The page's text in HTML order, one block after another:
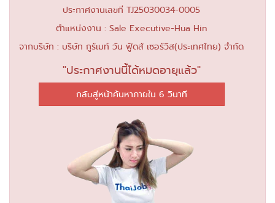
สำหรับผู้ประกอบการ
ประกาศงานเลขที่ TJ25030034-0005
ตำแหน่งงาน : Sale Executive-Hua Hin
จากบริษัท : บริษัท กูร์เมท์ วัน ฟู้ดส์ เซอร์วิส(ประเทศไทย) จำกัด
"ประกาศงานนี้ได้หมดอายุแล้ว"
กลับสู่หน้าค้นหาภายใน 6 วินาที